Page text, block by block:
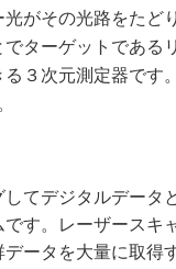
がその光路をたど
ターゲットである
３次元測定器です
てデジタルデータ
す。レーザースキ
ータを大量に取得